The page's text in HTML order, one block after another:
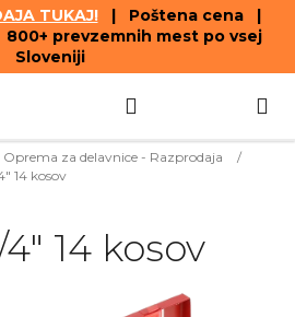
TUKAJ!| Poštena cena |
prevzemnih mest po vsej
Sloveniji
Oprema za delavnice - Razprodaja
/
14 kosov
14 kosov